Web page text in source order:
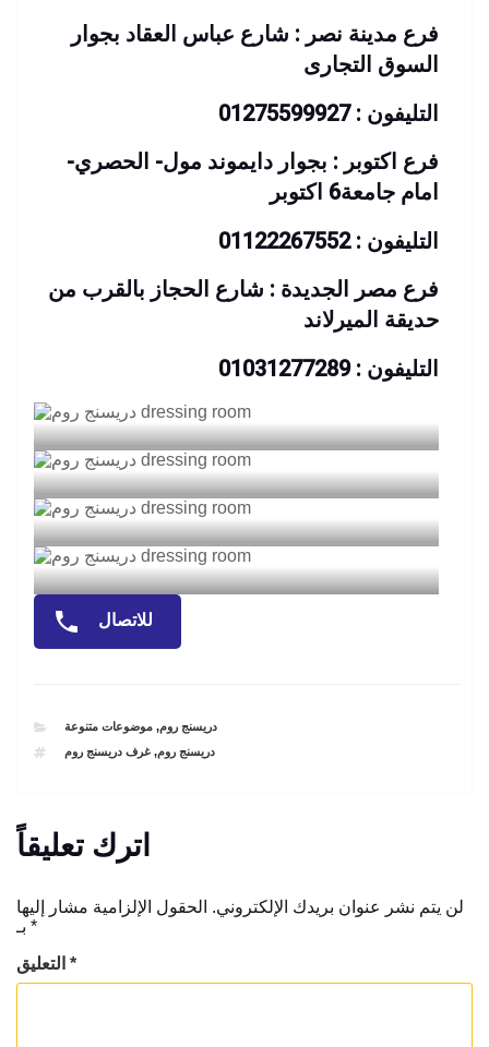
فرع مدينة نصر : شارع عباس العقاد بجوار
السوق التجارى
التليفون : 01275599927
فرع اكتوبر : بجوار دايموند مول- الحصري-
امام جامعة6 اكتوبر
التليفون : 01122267552
فرع مصر الجديدة : شارع الحجاز بالقرب من
حديقة الميرلاند
التليفون : 01031277289
للاتصال
CATEGORIES دريسنج روم,موضوعات متنوعة
TAGS
دريسنج روم,غرف دريسنج روم
اترك تعليقاً
لن يتم نشر عنوان بريدك الإلكتروني. الحقول الإلزامية مشار إليها
*
*